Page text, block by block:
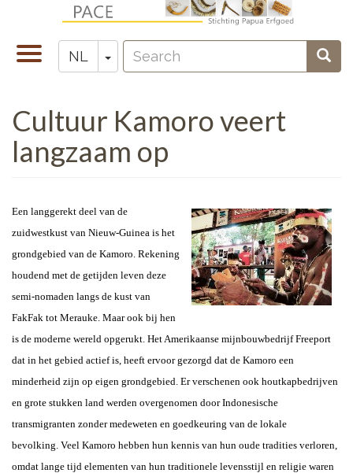
naar
gaan
Navigatie
wisselen
NL Toggle Dropdown
Zoeken
Search
Cultuur Kamoro veert
langzaam op
Een langgerekt deel van de
zuidwestkust van Nieuw-Guinea is het
grondgebied van de Kamoro. Rekening
houdend met de getijden leven deze
semi-nomaden langs de kust van
FakFak tot Merauke. Maar ook bij hen
is de moderne wereld opgerukt. Het Amerikaanse mijnbouwbedrijf Freeport
dat in het gebied actief is, heeft ervoor gezorgd dat de Kamoro een
minderheid zijn op eigen grondgebied. Er verschenen ook houtkapbedrijven
en grote stukken land werden overgenomen door Indonesische
transmigranten zonder medeweten en goedkeuring van de lokale
bevolking. Veel Kamoro hebben hun kennis van hun oude tradities verloren,
omdat lange tijd elementen van hun traditionele levensstijl en religie waren